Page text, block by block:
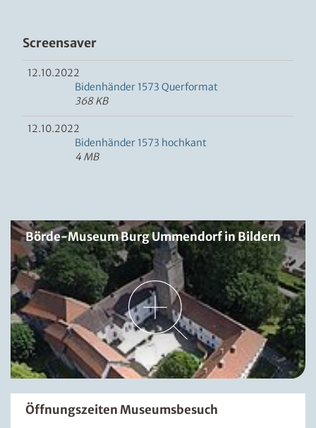
Screensaver
12.10.2022
Bidenhänder 1573 Querformat
368 KB
12.10.2022
Bidenhänder 1573 hochkant
4 MB
Börde-Museum Burg Ummendorf in Bildern
Öffnungszeiten Museumsbesuch